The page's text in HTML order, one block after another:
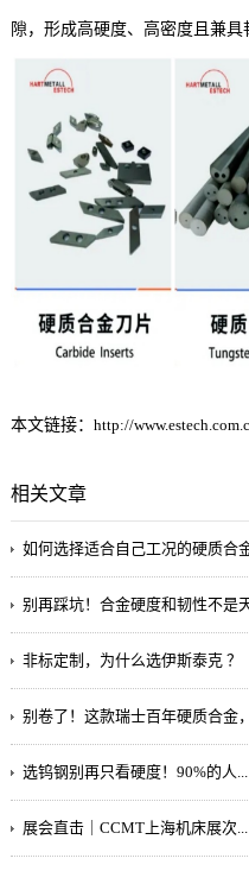
隙，形成高硬度、高密度且兼具
本文链接： http://
相关文章
如何选择适合自己工况的硬质合
别再踩坑！合金硬度和韧性不是
非标定制，为什么选伊斯泰克 ？
别卷了！这款瑞士百年硬质合金
选钨钢别再只看硬度！90%的人...
展会直击｜CCMT上海机床展次...